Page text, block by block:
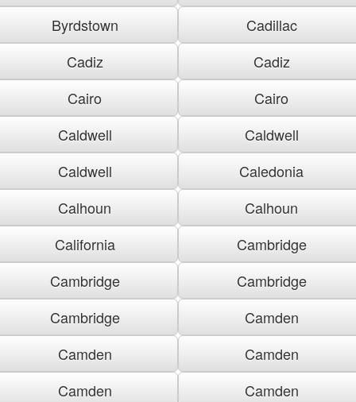
Byrdstown
Cadillac
Cadiz
Cadiz
Cairo
Cairo
Caldwell
Caldwell
Caldwell
Caledonia
Calhoun
Calhoun
California
Cambridge
Cambridge
Cambridge
Cambridge
Camden
Camden
Camden
Camden
Camden